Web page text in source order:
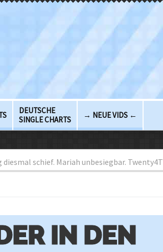
DEUTSCHE
SINGLE CHARTS
→ NEUE VIDS ←
diesmal schief. Mariah unbesiegbar.
IN DEN